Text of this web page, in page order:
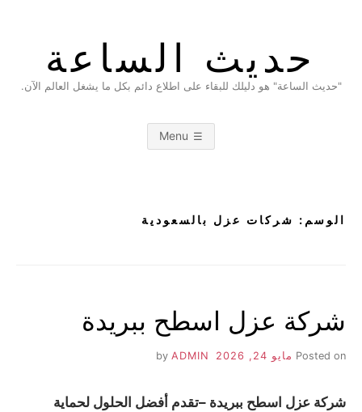
حديث الساعة
"حديث الساعة" هو دليلك للبقاء على اطلاع دائم بكل ما يشغل العالم الآن.
Menu
الوسم: شركات عزل بالسعودية
شركة عزل اسطح ببريدة
Posted on مايو 24, 2026 ADMIN
شركة عزل اسطح ببريدة –تقدم أفضل الحلول لحماية